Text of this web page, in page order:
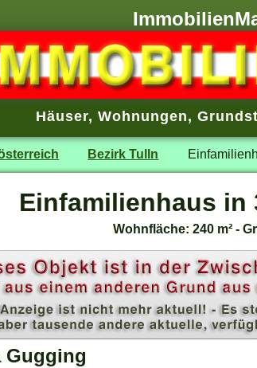
Häuser, Wohnungen,
Bezirk Tulln
Einfamilienhaus in
Wohnfläche: 240 m² -
Gugging